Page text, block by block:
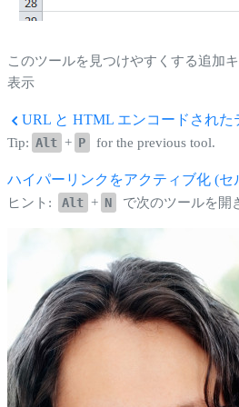
このツールを見つけやすくする追加
表示
URL と HTML エンコードされ
Tip: Alt + P for the previous tool.
ハイパーリンクをアクティブ化 (セ
ヒント: Alt + N で次のツールを開